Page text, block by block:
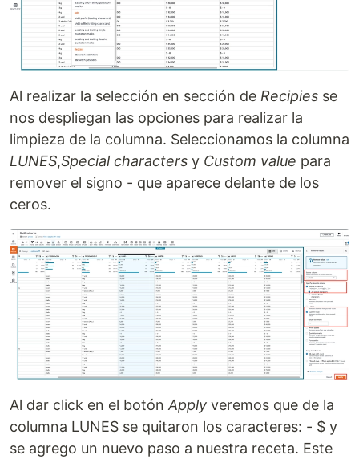
Al realizar la selección en sección de Recipies se
nos despliegan las opciones para realizar la
limpieza de la columna. Seleccionamos la columna
LUNES,Special characters y Custom value para
remover el signo - que aparece delante de los
ceros.
Al dar click en el botón Apply veremos que de la
columna LUNES se quitaron los caracteres: - $ y
se agrego un nuevo paso a nuestra receta. Este